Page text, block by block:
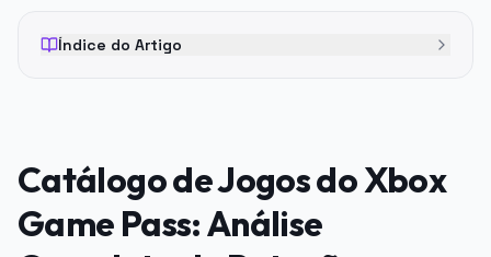
Índice do Artigo
Catálogo de Jogos do Xbox
Game Pass: Análise